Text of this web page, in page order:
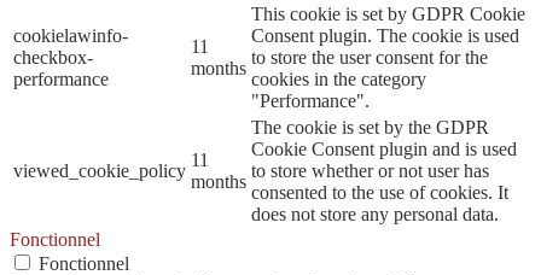
cookielawinfo-
checkbox-
performance
11
months
This cookie is set by GDPR Cookie
Consent plugin. The cookie is used
to store the user consent for the
cookies in the category
"Performance".
viewed_cookie_policy
11
months
The cookie is set by the GDPR
Cookie Consent plugin and is used
to store whether or not user has
consented to the use of cookies. It
does not store any personal data.
Fonctionnel
Fonctionnel